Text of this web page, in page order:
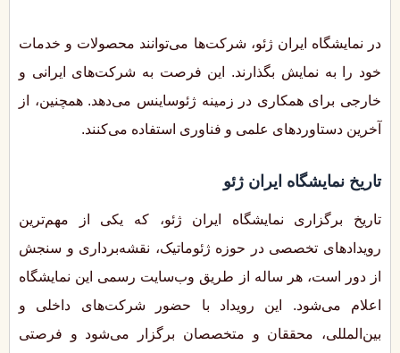
در نمایشگاه ایران ژئو، شرکت‌ها می‌توانند محصولات و خدمات
خود را به نمایش بگذارند. این فرصت به شرکت‌های ایرانی و
خارجی برای همکاری در زمینه ژئوساینس می‌دهد. همچنین، از
آخرین دستاوردهای علمی و فناوری استفاده می‌کنند.
تاریخ نمایشگاه ایران ژئو
تاریخ برگزاری نمایشگاه ایران ژئو، که یکی از مهم‌ترین
رویدادهای تخصصی در حوزه ژئوماتیک، نقشه‌برداری و سنجش
از دور است، هر ساله از طریق وب‌سایت رسمی این نمایشگاه
اعلام می‌شود. این رویداد با حضور شرکت‌های داخلی و
بین‌المللی، محققان و متخصصان برگزار می‌شود و فرصتی